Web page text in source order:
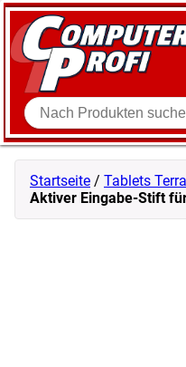
Zum Inhalt springen
Startseite / Tablets
Aktiver Eingabe-Stift